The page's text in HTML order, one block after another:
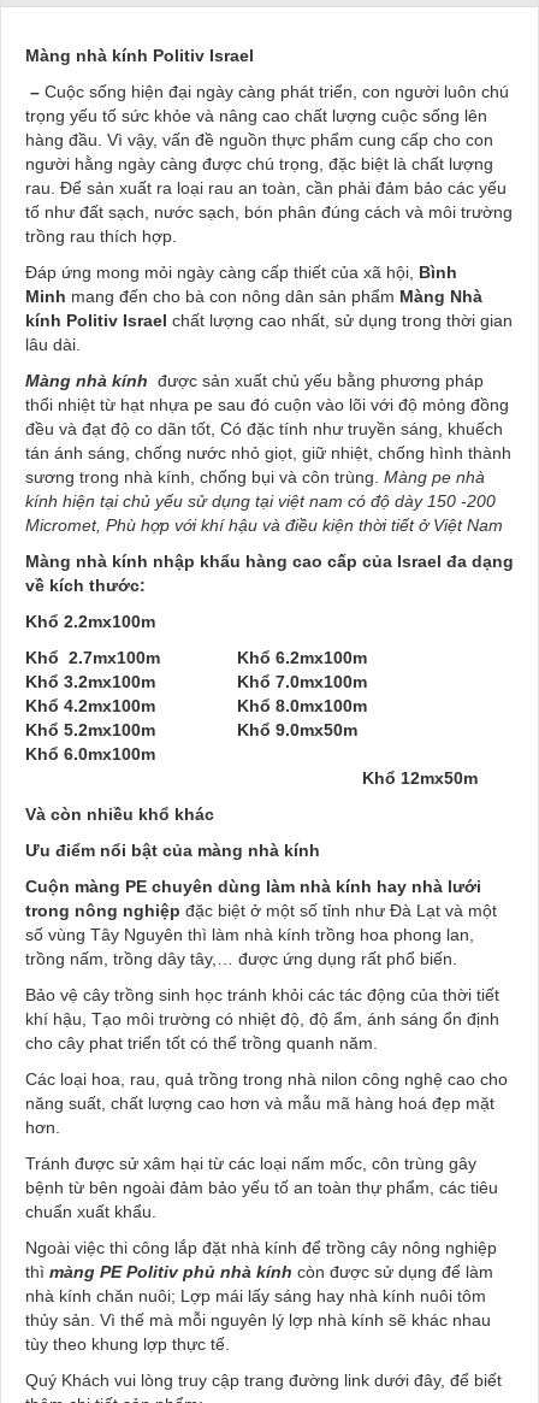
Màng nhà kính Politiv Israel
– Cuộc sống hiện đại ngày càng phát triển, con người luôn chú
trọng yếu tố sức khỏe và nâng cao chất lượng cuộc sống lên
hàng đầu. Vì vậy, vấn đề nguồn thực phẩm cung cấp cho con
người hằng ngày càng được chú trọng, đặc biệt là chất lượng
rau. Để sản xuất ra loại rau an toàn, cần phải đảm bảo các yếu
tố như đất sạch, nước sạch, bón phân đúng cách và môi trường
trồng rau thích hợp.
Đáp ứng mong mỏi ngày càng cấp thiết của xã hội, Bình
Minh mang đến cho bà con nông dân sản phẩm Màng Nhà
kính Politiv Israel chất lượng cao nhất, sử dụng trong thời gian
lâu dài.
Màng nhà kính được sản xuất chủ yếu bằng phương pháp
thổi nhiệt từ hạt nhựa pe sau đó cuộn vào lõi với độ mỏng đồng
đều và đạt độ co dãn tốt, Có đặc tính như truyền sáng, khuếch
tán ánh sáng, chống nước nhỏ giọt, giữ nhiệt, chống hình thành
sương trong nhà kính, chống bụi và côn trùng. Màng pe nhà
kính hiện tại chủ yếu sử dụng tại việt nam có độ dày 150 -200
Micromet, Phù hợp với khí hậu và điều kiện thời tiết ở Việt Nam
Màng nhà kính nhập khẩu hàng cao cấp của Israel đa dạng
về kích thước:
Khổ 2.2mx100m
Khổ 2.7mx100m Khổ 6.2mx100m
Khổ 3.2mx100m Khổ 7.0mx100m
Khổ 4.2mx100m Khổ 8.0mx100m
Khổ 5.2mx100m Khổ 9.0mx50m
Khổ 6.0mx100m
Khổ 12mx50m
Và còn nhiều khổ khác
Ưu điểm nổi bật của màng nhà kính
Cuộn màng PE chuyên dùng làm nhà kính hay nhà lưới
trong nông nghiệp đặc biệt ở một số tỉnh như Đà Lạt và một
số vùng Tây Nguyên thì làm nhà kính trồng hoa phong lan,
trồng nấm, trồng dây tây,… được ứng dụng rất phổ biến.
Bảo vệ cây trồng sinh học tránh khỏi các tác động của thời tiết
khí hậu, Tạo môi trường có nhiệt độ, độ ẩm, ánh sáng ổn định
cho cây phat triển tốt có thể trồng quanh năm.
Các loại hoa, rau, quả trồng trong nhà nilon công nghệ cao cho
năng suất, chất lượng cao hơn và mẫu mã hàng hoá đẹp mặt
hơn.
Tránh được sử xâm hại từ các loại nấm mốc, côn trùng gây
bệnh từ bên ngoài đảm bảo yếu tố an toàn thự phẩm, các tiêu
chuẩn xuất khẩu.
Ngoài việc thi công lắp đặt nhà kính để trồng cây nông nghiệp
thì màng PE Politiv phủ nhà kính còn được sử dụng để làm
nhà kính chăn nuôi; Lợp mái lấy sáng hay nhà kính nuôi tôm
thủy sản. Vì thế mà mỗi nguyên lý lợp nhà kính sẽ khác nhau
tùy theo khung lợp thực tế.
Quý Khách vui lòng truy cập trang đường link dưới đây, để biết